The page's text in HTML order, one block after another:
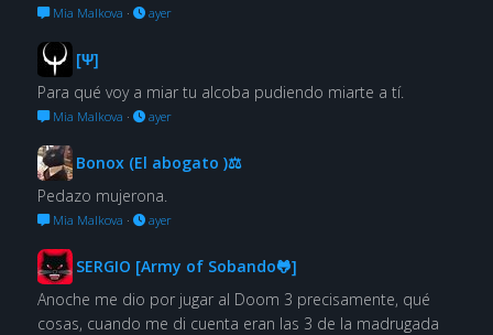
Mia Malkova · ayer
[Ψ]
Para qué voy a miar tu alcoba pudiendo miarte a tí.
Mia Malkova · ayer
Bonox (El abogato )⚖
Pedazo mujerona.
Mia Malkova · ayer
SERGIO [Army of Sobando🐸]
Anoche me dio por jugar al Doom 3 precisamente, qué
cosas, cuando me di cuenta eran las 3 de la madrugada